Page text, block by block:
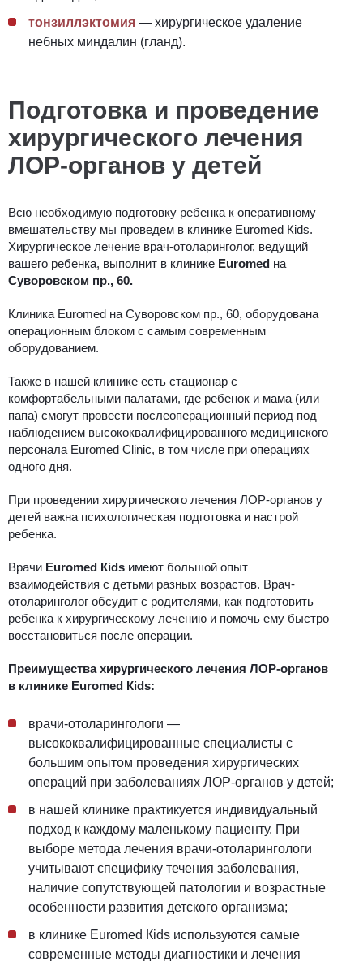
тонзиллэктомия — хирургическое удаление
небных миндалин (гланд).
Подготовка и проведение
хирургического лечения
ЛОР-органов у детей
Всю необходимую подготовку ребенка к оперативному
вмешательству мы проведем в клинике Euromed Кids.
Хирургическое лечение врач-отоларинголог, ведущий
вашего ребенка, выполнит в клинике Euromed на
Суворовском пр., 60.
Клиника Euromed на Суворовском пр., 60, оборудована
операционным блоком с самым современным
оборудованием.
Также в нашей клинике есть стационар с
комфортабельными палатами, где ребенок и мама (или
папа) смогут провести послеоперационный период под
наблюдением высококвалифицированного медицинского
персонала Euromed Clinic, в том числе при операциях
одного дня.
При проведении хирургического лечения ЛОР-органов у
детей важна психологическая подготовка и настрой
ребенка.
Врачи Euromed Кids имеют большой опыт
взаимодействия с детьми разных возрастов. Врач-
отоларинголог обсудит с родителями, как подготовить
ребенка к хирургическому лечению и помочь ему быстро
восстановиться после операции.
Преимущества хирургического лечения ЛОР-органов
в клинике Euromed Кids:
врачи-отоларингологи ―
высококвалифицированные специалисты с
большим опытом проведения хирургических
операций при заболеваниях ЛОР-органов у детей;
в нашей клинике практикуется индивидуальный
подход к каждому маленькому пациенту. При
выборе метода лечения врачи-отоларингологи
учитывают специфику течения заболевания,
наличие сопутствующей патологии и возрастные
особенности развития детского организма;
в клинике Euromed Кids используются самые
современные методы диагностики и лечения